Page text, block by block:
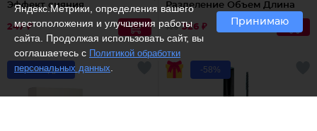
Эффект сияния
247 ₽
Разделение Объем Длина
Podium extreme
725 326 ₽
Рекомендуем -58%
Яндекс.Метрики, определения вашего
местоположения и улучшения работы
сайта. Продолжая использовать сайт, вы
соглашаетесь с Политикой обработки
персональных данных
Принимаю